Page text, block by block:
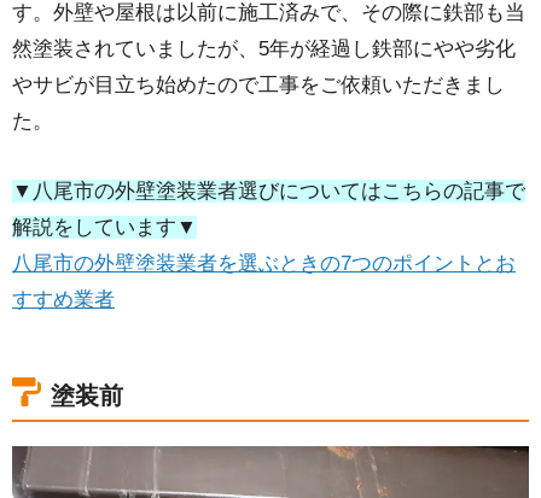
す。外壁や屋根は以前に施工済みで、その際に鉄部も当
然塗装されていましたが、5年が経過し鉄部にやや劣化
やサビが目立ち始めたので工事をご依頼いただきまし
た。
▼八尾市の外壁塗装業者選びについてはこちらの記事で
解説をしています▼
八尾市の外壁塗装業者を選ぶときの7つのポイントとお
すすめ業者
塗装前